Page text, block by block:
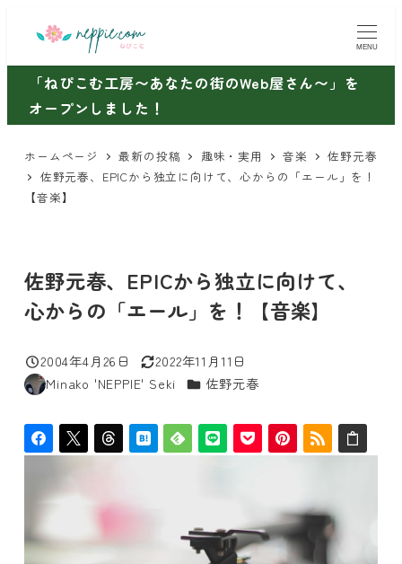
ン
ン
MENU
「ねぴこむ工房〜あなたの街のWeb屋さん〜」を
オープンしました！
ホームページ 最新の投稿 趣味・実用 音楽
佐野元春
佐野元春、EPICから独立に向けて、心からの「エール」を！
【音楽】
佐野元春、EPICから独立に向けて、
心からの「エール」を！【音楽】
投稿日
2004年4月26日
更新日
2022年11月11日
著
Minako 'NEPPIE' Seki カテゴリー
佐野元春